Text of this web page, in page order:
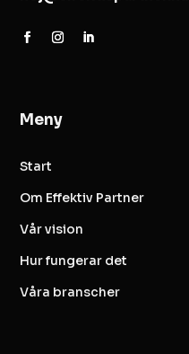
Meny
Start
Om Effektiv Partner
Vår vision
Hur fungerar det
Våra branscher